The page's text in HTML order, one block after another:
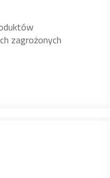
zagrożonych